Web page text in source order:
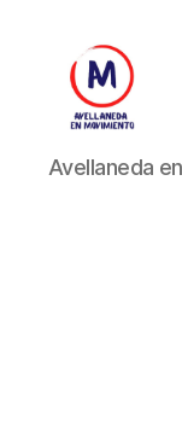
Avellaneda
en
Avellaneda